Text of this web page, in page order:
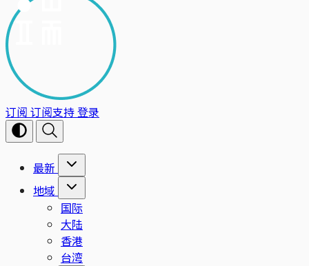
订阅 订阅支持登录
最新
地域
国际
大陆
香港
台湾